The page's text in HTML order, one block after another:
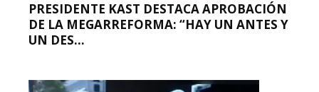
PRESIDENTE KAST DESTACA APROBACIÓN
DE LA MEGARREFORMA: “HAY UN ANTES Y
UN DES...